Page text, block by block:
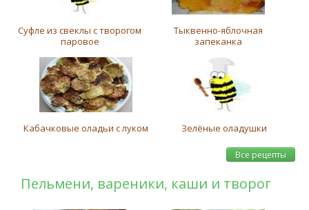
Суфле из свеклы с творогом
паровое
Тыквенно-яблочная
запеканка
Кабачковые оладьи с луком Зелёные оладушки
Все рецепты
Пельмени, вареники, каши и творог